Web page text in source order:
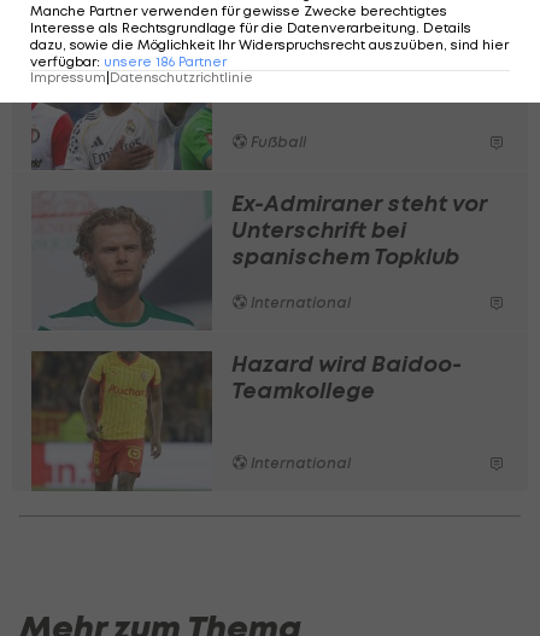
Diese ÖFB-Kicker sind
seit 1. Juli vereinslos
Fußball
Ex-Admiraner steht vor
Unterschrift bei
spanischem Topklub
International
Hazard wird Baidoo-
Teamkollege
International
Manche Partner verwenden für gewisse Zwecke berechtigtes
Interesse als Rechtsgrundlage für die Datenverarbeitung. Details
dazu, sowie die Möglichkeit Ihr Widerspruchsrecht auszuüben, sind hier
verfügbar: unsere 186 Partner
Impressum Datenschutzrichtlinie